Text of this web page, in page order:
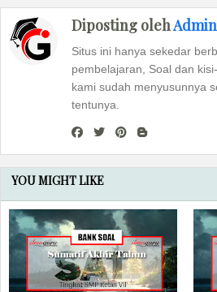
Diposting oleh
Situs ini hanya sekedar
pembelajaran, Soal dan
kami sudah menyusunnya
tentunya.
YOU MIGHT LIKE